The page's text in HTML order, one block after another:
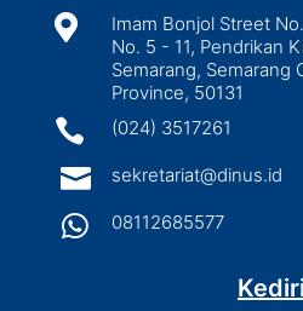

Imam Bonjol Street
No. 5 - 11, Pendrikan
Semarang, Semarang
Province, 50131
 (024) 3517261
 sekretariat@dinus.id
 08112685577
Kediri